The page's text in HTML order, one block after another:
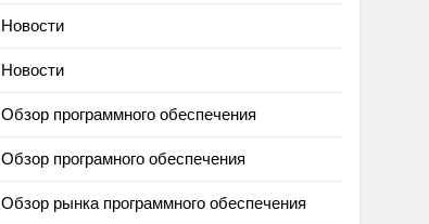
Новости
Новости
Обзор программного обеспечения
Обзор програмного обеспечения
Обзор рынка программного обеспечения